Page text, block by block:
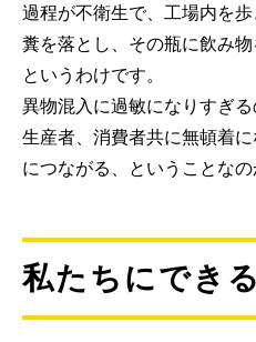
過程が不衛生で、工場内を
糞を落とし、その瓶に飲み物
というわけです。
異物混入に過敏になりすぎる
生産者、消費者共に無頓着
につながる、ということなの
私たちにでき